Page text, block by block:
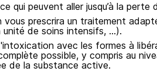
qui peuvent aller jusqu’à la
prescrira un traitement
unité de soins intensifs, …).
avec les formes à
possible, y compris au
de la substance active.